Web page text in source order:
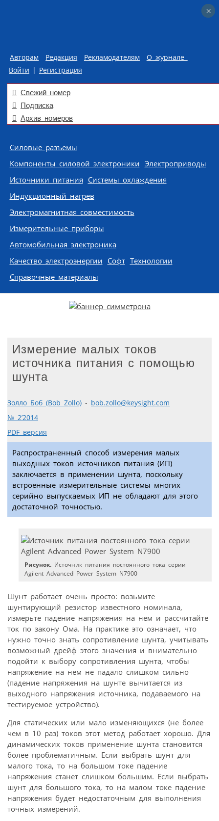
Авторам Редакция Рекламодателям
О журнале
Войти | Регистрация
Свежий номер
Подписка
Архив номеров
Skip to content
Силовые разъемы
Компоненты силовой электроники Электроприводы
Источники питания Системы охлаждения
Индукционный нагрев
Электромагнитная совместимость
Измерительные приборы
Автомобильная электроника
Качество электроэнергии Софт Технологии
Справочные материалы
Измерение малых токов
источника питания с помощью
шунта
Золло Боб (Bob Zollo) - bob.zollo@keysight.com
№ 2’2014
PDF версия
Распространенный способ измерения малых
выходных токов источников питания (ИП)
заключается в применении шунта, поскольку
встроенные измерительные системы многих
серийно выпускаемых ИП не обладают для этого
достаточной точностью.
Рисунок. Источник питания постоянного тока серии
Agilent Advanced Power System N7900
Шунт работает очень просто: возьмите
шунтирующий резистор известного номинала,
измерьте падение напряжения на нем и рассчитайте
ток по закону Ома. На практике это означает, что
нужно точно знать сопротивление шунта, учитывать
возможный дрейф этого значения и внимательно
подойти к выбору сопротивления шунта, чтобы
напряжение на нем не падало слишком сильно
(падение напряжения на шунте вычитается из
выходного напряжения источника, подаваемого на
тестируемое устройство).
Для статических или мало изменяющихся (не более
чем в 10 раз) токов этот метод работает хорошо. Для
динамических токов применение шунта становится
более проблематичным. Если выбрать шунт для
малого тока, то на большом токе падение
напряжения станет слишком большим. Если выбрать
шунт для большого тока, то на малом токе падение
напряжения будет недостаточным для выполнения
точных измерений.
×
×